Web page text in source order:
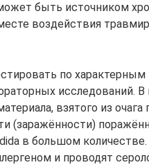
быть источником
воздействия
по характерным
исследований.
взятого из очага
(заражённости)
в большом
и проводят